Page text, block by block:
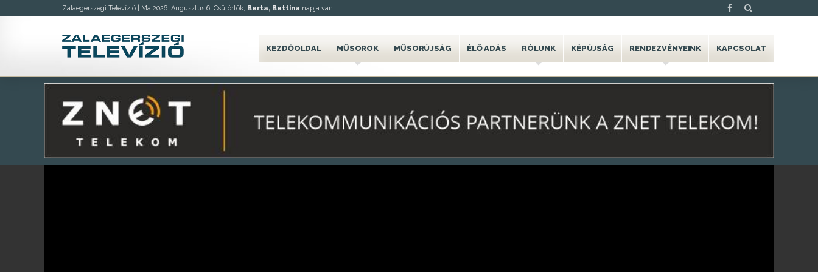
Zalaegerszegi Televízió | Ma 2026. Augusztus 6. Csütörtök, Berta, Bettina napja van.
KEZDŐOLDAL MŰSOROK MŰSORÚJSÁG ÉLŐ ADÁS RÓLUNK KÉPÚJSÁG RENDEZVÉNYEINK KAPCSOLAT